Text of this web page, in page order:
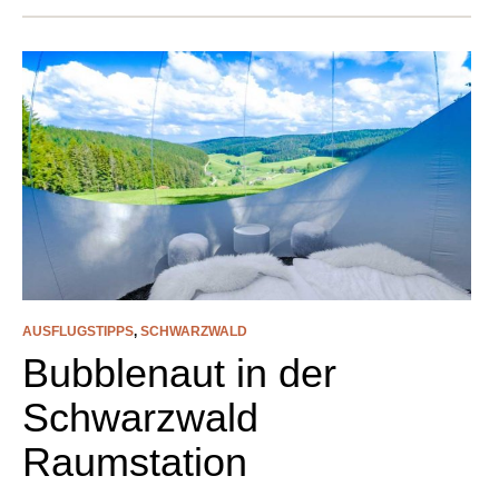
AUSFLUGSTIPPS, SCHWARZWALD
Bubblenaut in der
Schwarzwald
Raumstation